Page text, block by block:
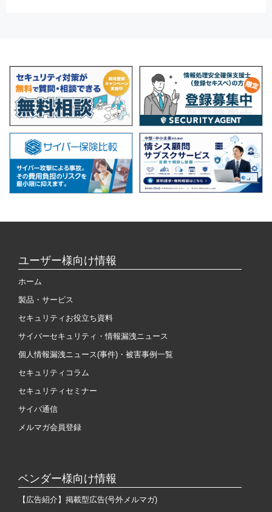
ユーザー様向け情報
ホーム
製品・サービス
セキュリティお役立ち資料
サイバーセキュリティ・情報漏洩ニュース
個人情報漏洩ニュース(事件)・被害事例一覧
セキュリティコラム
セキュリティセミナー
サイバ通信
メルマガ会員登録
ベンダー様向け情報
【広告紹介】掲載型広告(号外メルマガ)